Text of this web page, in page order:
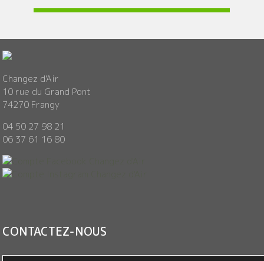
Changez d'Air
10 rue du Grand Pont
74270 Frangy
04 50 27 98 21
06 37 61 16 80
CONTACTEZ-NOUS